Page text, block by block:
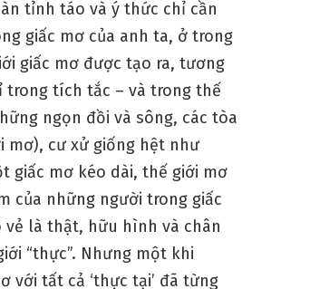
tỉnh táo và ý thức chỉ cần
giấc mơ của anh ta, ở trong
giấc mơ được tạo ra, tương
trong tích tắc – và trong thế
ngọn đồi và sông, các tòa
mơ), cư xử giống hệt như
giấc mơ kéo dài, thế giới mơ
của những người trong giấc
là thật, hữu hình và chân
“thực”. Nhưng một khi
với tất cả ‘thực tại’ đã từng